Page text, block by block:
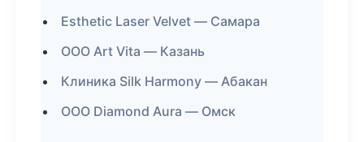
Esthetic Laser Velvet — Самара
ООО Art Vita — Казань
Клиника Silk Harmony — Абакан
ООО Diamond Aura — Омск